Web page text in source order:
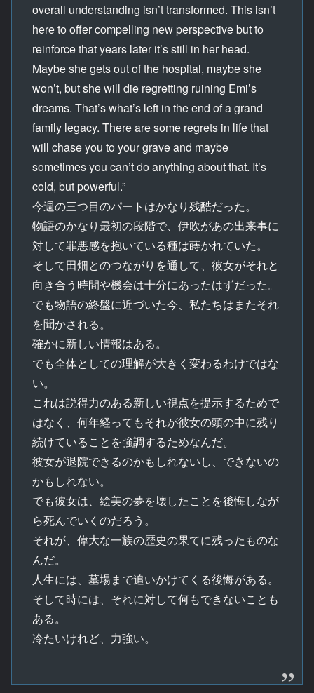
overall understanding isn’t transformed. This isn’t
here to offer compelling new perspective but to
reinforce that years later it’s still in her head.
Maybe she gets out of the hospital, maybe she
won’t, but she will die regretting ruining Emi’s
dreams. That’s what’s left in the end of a grand
family legacy. There are some regrets in life that
will chase you to your grave and maybe
sometimes you can’t do anything about that. It’s
cold, but powerful.”
今週の三つ目のパートはかなり残酷だった。
物語のかなり最初の段階で、伊吹があの出来事に
対して罪悪感を抱いている種は蒔かれていた。
そして田畑とのつながりを通して、彼女がそれと
向き合う時間や機会は十分にあったはずだった。
でも物語の終盤に近づいた今、私たちはまたそれ
を聞かされる。
確かに新しい情報はある。
でも全体としての理解が大きく変わるわけではな
い。
これは説得力のある新しい視点を提示するためで
はなく、何年経ってもそれが彼女の頭の中に残り
続けていることを強調するためなんだ。
彼女が退院できるのかもしれないし、できないの
かもしれない。
でも彼女は、絵美の夢を壊したことを後悔しなが
ら死んでいくのだろう。
それが、偉大な一族の歴史の果てに残ったものな
んだ。
人生には、墓場まで追いかけてくる後悔がある。
そして時には、それに対して何もできないことも
ある。
冷たいけれど、力強い。